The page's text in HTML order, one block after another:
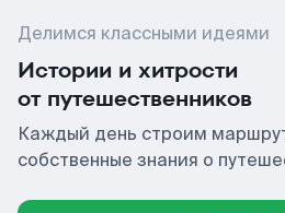
Делимся классными идеями
Истории и хитрости
от путешественников
Каждый день строим
собственные знания о